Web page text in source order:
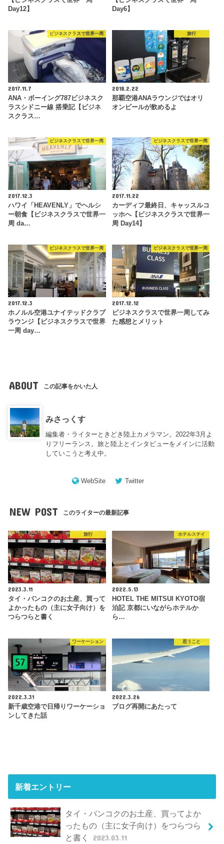
Day12】
Day6】
ビジネスクラスで世界一周
2017.11.7
ANA・ボーイング787ビジネスク
ラスシドニー線 搭乗記【ビジネ
スクラス…
旅行
2018.2.22
那覇空港ANAラウンジではオリ
オンビールが飲めるよ
ビジネスクラスで世界一周
2017.12.3
ハワイ「HEAVENLY」でヘルシ
ー朝食【ビジネスクラスで世界一
周 da…
ビジネスクラスで世界一周
2017.11.22
カーディフ最終日、キャッスルコ
ッホへ【ビジネスクラスで世界一
周 Day14】
ビジネスクラスで世界一周
2017.12.3
ホノルル空港ユナイテッドクラブ
ラウンジ【ビジネスクラスで世界
一周 day…
ビジネスクラスで世界一周
2017.12.12
ビジネスクラスで世界一周してみ
た感想とメリット
ABOUT この記事をかいた人
みさっくす
編集者・ライターときどき陸上カメラマン。2022年3月よ
りフリーランス。旅と陸上とインタビューをメインに活動
していこうと考え中。
WebSite Twitter
NEW POST このライターの最新記事
旅行
2023.3.11
タイ・バンコクのお土産、買って
よかったもの（主に女子向け）を
つらつらと書く
ホテルステイ
2022.5.13
HOTEL THE MITSUI KYOTO宿
泊記 京都にいながらホテルか
ら…
ワーケーション
2022.3.31
新千歳空港で日帰りワーケーショ
ンしてきた話
思うこと
2022.3.26
ブログ再開にあたって
新着エントリー
タイ・バンコクのお土産、買ってよか
ったもの（主に女子向け）をつらつら
と書く
2023.03.11